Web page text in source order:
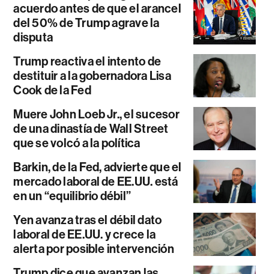
acuerdo antes de que el arancel
del 50% de Trump agrave la
disputa
Trump reactiva el intento de
destituir a la gobernadora Lisa
Cook de la Fed
Muere John Loeb Jr., el sucesor
de una dinastía de Wall Street
que se volcó a la política
Barkin, de la Fed, advierte que el
mercado laboral de EE.UU. está
en un “equilibrio débil”
Yen avanza tras el débil dato
laboral de EE.UU. y crece la
alerta por posible intervención